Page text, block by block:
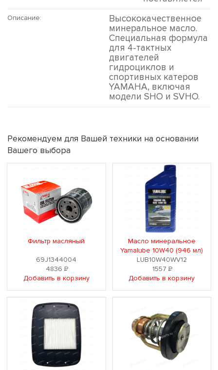
Описание:
Высококачественное
минеральное масло.
Специальная формула
для 4-тактных
двигателей
гидроциклов и
спортивных катеров
YAMAHA, включая
модели SHO и SVHO.
Рекомендуем для Вашей техники на основании
Вашего выбора
Фильтр масляный
69J1344004
4836 Р
Добавить в корзину
Масло минеральное
Yamalube 10W40 (946 мл)
LUB10W40WV12
1557 Р
Добавить в корзину